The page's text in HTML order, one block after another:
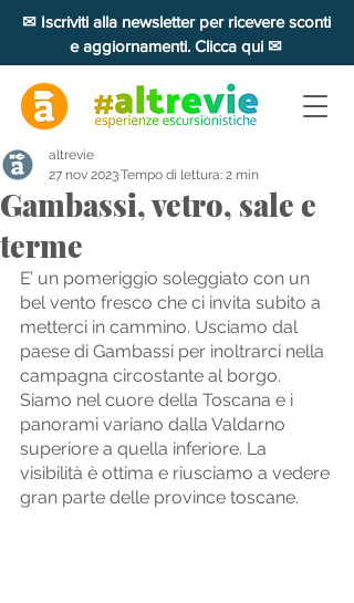
✉ Iscriviti alla newsletter per ricevere sconti
e aggiornamenti. Clicca qui ✉
Gambassi, vetro, sale e
terme
altrevie
27 nov 2023Tempo di lettura: 2 min
E’ un pomeriggio soleggiato con un
bel vento fresco che ci invita subito a
metterci in cammino. Usciamo dal
paese di Gambassi per inoltrarci nella
campagna circostante al borgo.
Siamo nel cuore della Toscana e i
panorami variano dalla Valdarno
superiore a quella inferiore. La
visibilità è ottima e riusciamo a vedere
gran parte delle province toscane.